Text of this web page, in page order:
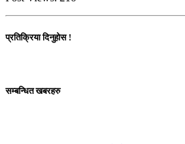
प्रतिक्रिया दिनुहोस !
सम्बन्धित खबरहरु